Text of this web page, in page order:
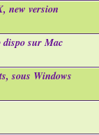
new version
dispo sur Mac
sous Windows